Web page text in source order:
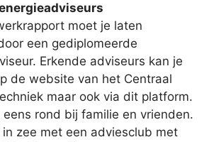
moet je laten
een gediplomeerde
Erkende adviseurs kan je
de website van het Centraal
maar ook via dit platform.
eens rond bij familie en vrienden.
zee met een adviesclub met